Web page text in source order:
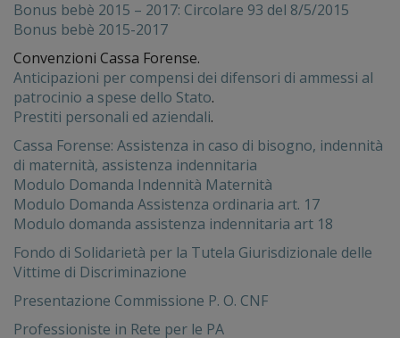
Bonus bebè 2015 – 2017: Circolare 93 del 8/5/2015
Bonus bebè 2015-2017
Convenzioni Cassa Forense.
Anticipazioni per compensi dei difensori di ammessi al
patrocinio a spese dello Stato.
Prestiti personali ed aziendali.
Cassa Forense: Assistenza in caso di bisogno, indennità
di maternità, assistenza indennitaria
Modulo Domanda Indennità Maternità
Modulo Domanda Assistenza ordinaria art. 17
Modulo domanda assistenza indennitaria art 18
Fondo di Solidarietà per la Tutela Giurisdizionale delle
Vittime di Discriminazione
Presentazione Commissione P. O. CNF
Professioniste in Rete per le PA